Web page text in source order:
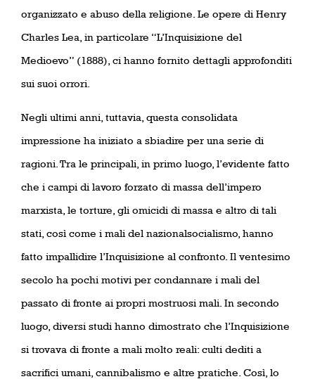
organizzato e abuso della religione. Le opere di Henry
Charles Lea, in particolare “L’Inquisizione del
Medioevo” (1888), ci hanno fornito dettagli approfonditi
sui suoi orrori.
Negli ultimi anni, tuttavia, questa consolidata
impressione ha iniziato a sbiadire per una serie di
ragioni. Tra le principali, in primo luogo, l’evidente fatto
che i campi di lavoro forzato di massa dell’impero
marxista, le torture, gli omicidi di massa e altro di tali
stati, così come i mali del nazionalsocialismo, hanno
fatto impallidire l’Inquisizione al confronto. Il ventesimo
secolo ha pochi motivi per condannare i mali del
passato di fronte ai propri mostruosi mali. In secondo
luogo, diversi studi hanno dimostrato che l’Inquisizione
si trovava di fronte a mali molto reali: culti dediti a
sacrifici umani, cannibalismo e altre pratiche. Così, lo